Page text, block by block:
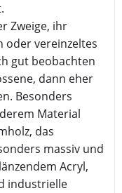
Zweige, ihr
oder vereinzeltes
gut beobachten
dann eher
Besonders
Material
das
massiv und
Acryl,
industrielle